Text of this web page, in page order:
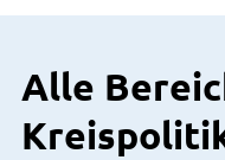
Alle